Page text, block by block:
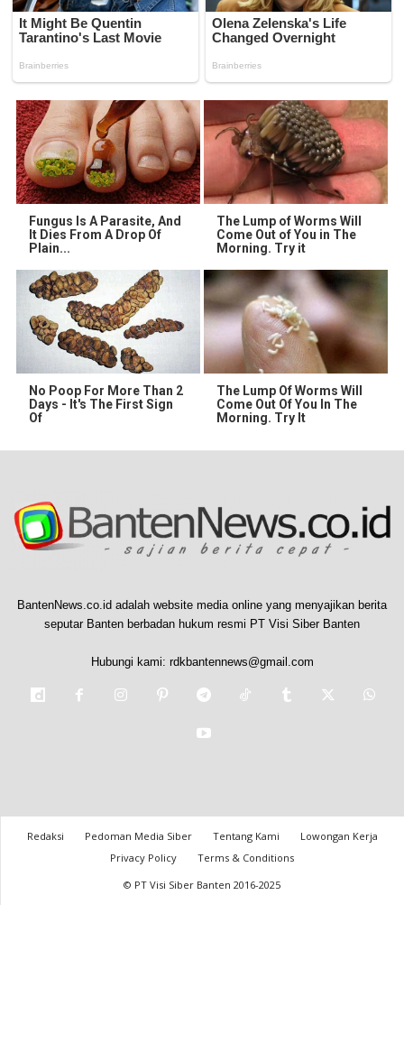
Fungus Is A Parasite, And
It Dies From A Drop Of
Plain...
The Lump of Worms Will
Come Out of You in The
Morning. Try it
No Poop For More Than 2
Days - It's The First Sign
Of
The Lump Of Worms Will
Come Out Of You In The
Morning. Try It
BantenNews.co.id adalah website media online yang menyajikan berita
seputar Banten berbadan hukum resmi PT Visi Siber Banten
Hubungi kami: rdkbantennews@gmail.com
Redaksi Pedoman Media Siber Tentang Kami
Lowongan Kerja
Privacy Policy
Terms & Conditions
© PT Visi Siber Banten 2016-2025